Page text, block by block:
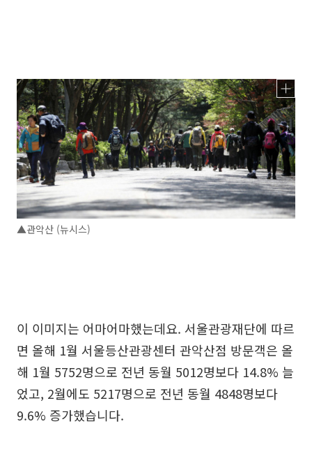
▲관악산 (뉴시스)
이 이미지는 어마어마했는데요. 서울관광재단에 따르
면 올해 1월 서울등산관광센터 관악산점 방문객은 올
해 1월 5752명으로 전년 동월 5012명보다 14.8% 늘
었고, 2월에도 5217명으로 전년 동월 4848명보다
9.6% 증가했습니다.